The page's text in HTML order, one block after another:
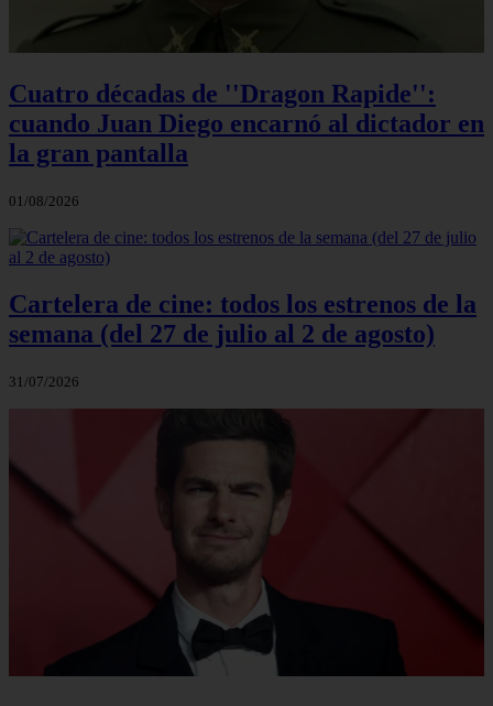
Cuatro décadas de ''Dragon Rapide'':
cuando Juan Diego encarnó al dictador en
la gran pantalla
01/08/2026
Cartelera de cine: todos los estrenos de la
semana (del 27 de julio al 2 de agosto)
31/07/2026